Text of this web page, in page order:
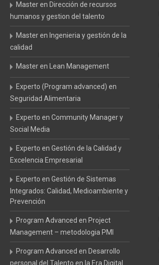
Master en Dirección de recursos
humanos y gestion del talento
Master en Ingenieria y gestión de la
calidad
Master en Lean Management
Experto (Program advanced) en
Seguridad Alimentaria
Experto en Community Manager y
Social Media
Experto en Gestión de la Calidad y
Excelencia Empresarial
Experto en Gestión de Sistemas
Integrados: Calidad, Medioambiente y
Prevención
Program Advanced en Project
Management – metodologia PMI
Program Advanced en Desarrollo
personal del Talento en la Era Digital